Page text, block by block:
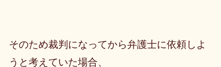
そのため裁判になってから弁護士に依頼しよ
うと考えていた場合、